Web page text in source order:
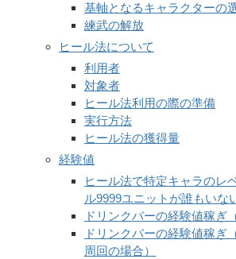
基軸となるキャラクターの
練武の解放
ヒール法について
利用者
対象者
ヒール法利用の際の準備
実行方法
ヒール法の獲得量
経験値
ヒール法で特定キャラのレ
ル9999ユニットが誰もいな
ドリンクバーの経験値稼ぎ
ドリンクバーの経験値稼ぎ
周回の場合）